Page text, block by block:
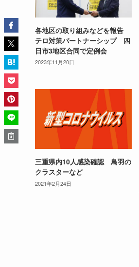
各地区の取り組みなどを報告
テロ対策パートナーシップ 四
日市3地区合同で定例会
2023年11月20日
三重県内10人感染確認 鳥羽の
クラスターなど
2021年2月24日